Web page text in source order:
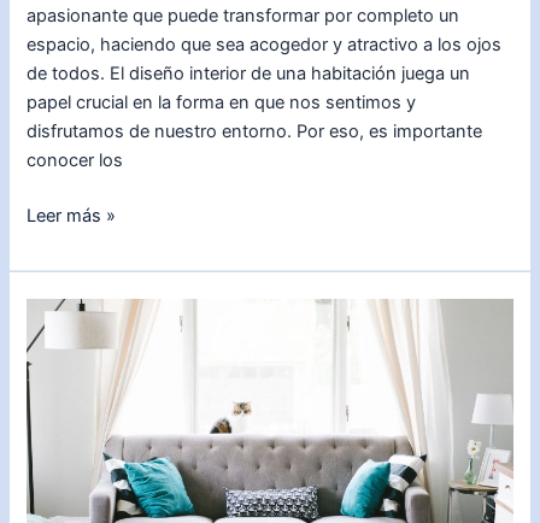
apasionante que puede transformar por completo un
espacio, haciendo que sea acogedor y atractivo a los ojos
de todos. El diseño interior de una habitación juega un
papel crucial en la forma en que nos sentimos y
disfrutamos de nuestro entorno. Por eso, es importante
conocer los
Descubre
decorar
una
habitación
de
manera
fabulosa
y
única
Leer más »